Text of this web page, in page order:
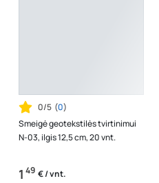
0/5 (0)
Smeigė geotekstilės tvirtinimui
N-03, ilgis 12,5 cm, 20 vnt.
1 49 € / vnt.